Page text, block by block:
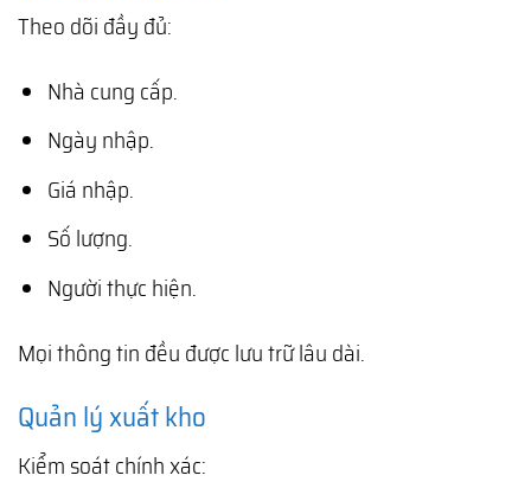
Theo dõi đầy đủ:
Nhà cung cấp.
Ngày nhập.
Giá nhập.
Số lượng.
Người thực hiện.
Mọi thông tin đều được lưu trữ lâu dài.
Quản lý xuất kho
Kiểm soát chính xác: